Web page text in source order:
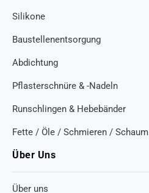
Silikone
Baustellenentsorgung
Abdichtung
Pflasterschnüre & -Nadeln
Runschlingen & Hebebänder
Fette / Öle / Schmieren / Schaum
Über Uns
Über uns